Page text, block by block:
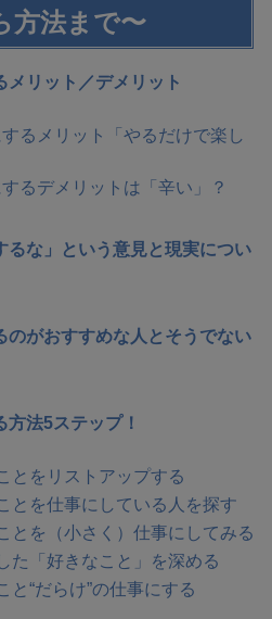
方法まで〜
メリット／デメリット
るメリット「やるだけで楽し
るデメリットは「辛い」？
るな」という意見と現実につい
のがおすすめな人とそうでない
法5ステップ！
とをリストアップする
とを仕事にしている人を探す
とを（小さく）仕事にしてみる
た「好きなこと」を深める
“だらけ”の仕事にする